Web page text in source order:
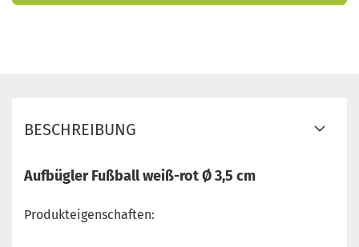
BESCHREIBUNG
Aufbügler Fußball weiß-rot Ø 3,5 cm
Produkteigenschaften: